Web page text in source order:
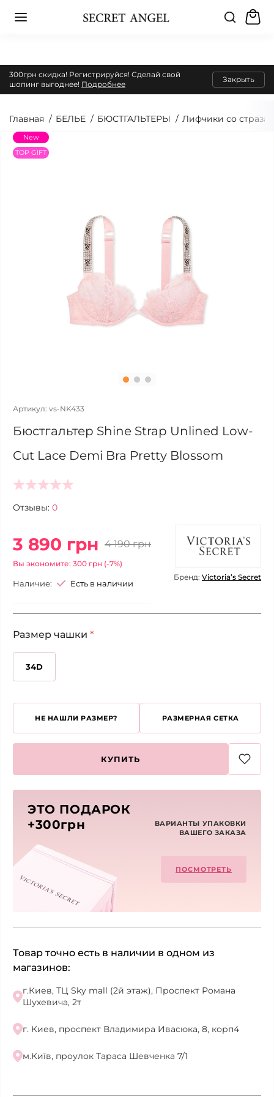
300грн скидка! Регистрируйся! Сделай свой
шопинг выгоднее! Подробнее
Закрыть
Главная БЕЛЬЕ БЮСТГАЛЬТЕРЫ Лифчики со
New
TOP GIFT
Артикул: vs-NK433
Бюстгальтер Shine Strap Unlined Low-
Cut Lace Demi Bra Pretty Blossom
Отзывы: 0
3 890 грн 4 190 грн
Вы экономите: 300 грн (-7%)
Наличие: Есть в наличии
Бренд: Victoria’s Secret
Размер чашки *
34D
НЕ НАШЛИ РАЗМЕР? РАЗМЕРНАЯ СЕТКА
КУПИТЬ
ЭТО ПОДАРОК
+300грн
ВАРИАНТЫ УПАКОВКИ
ВАШЕГО ЗАКАЗА
ПОСМОТРЕТЬ
Товар точно есть в наличии в одном из
магазинов:
г.Киев, ТЦ Sky mall (2й этаж), Проспект Романа
Шухевича, 2т
г. Киев, проспект Владимира Ивасюка, 8, корп4
м.Київ, проулок Тараса Шевченка 7/1